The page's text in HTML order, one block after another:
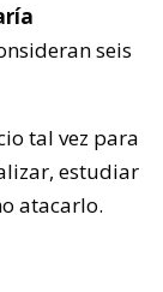
seis
tal vez para
estudiar
atacarlo.